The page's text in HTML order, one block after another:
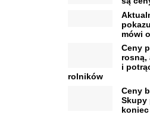
mówi
Ceny
rosną,
i
rolników
Ceny
Skupy
koniec